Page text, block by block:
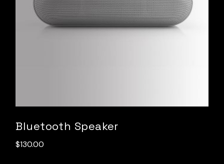
Bluetooth Speaker
$130.00